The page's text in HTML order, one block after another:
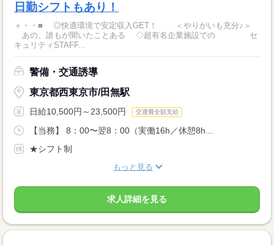
日勤シフトもあり！
＋・・■ ◎快適環境で安定収入GET！ ＜やりがいも充分♪＞
あの、誰もが聞いたことある ◇超有名企業施設での セ
キュリティSTAFF...
警備・交通誘導
東京都西東京市/田無駅
日給10,500円～23,500円 交通費全額支給
【当務】 8：00〜翌8：00（実働16h／休憩8h...
★シフト制
もっと見る
求人詳細を見る